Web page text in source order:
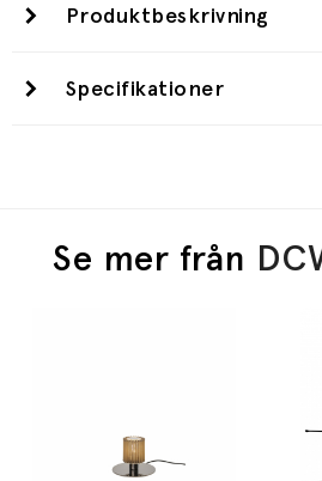
Produktbeskrivning
Specifikationer
Se mer från